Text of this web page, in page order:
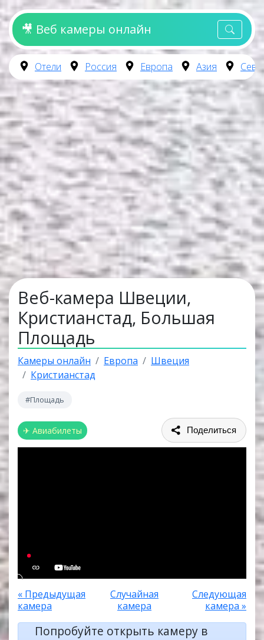
🎥 Веб камеры онлайн
Отели Россия Европа Азия
Веб-камера Швеции,
Кристианстад, Большая
Площадь
Камеры онлайн Европа
Швеция
Кристианстад
#Площадь
✈ Авиабилеты Поделиться
« Предыдущая
камера
Случайная
камера
Следующая
камера »
Попробуйте открыть камеру в